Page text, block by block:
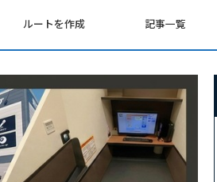
ルートを作成 記事一覧